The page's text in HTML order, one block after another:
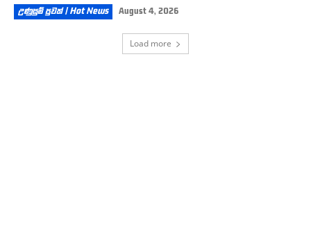
උණුසුම් පුවත් | Hot News August 4, 2026
Load more